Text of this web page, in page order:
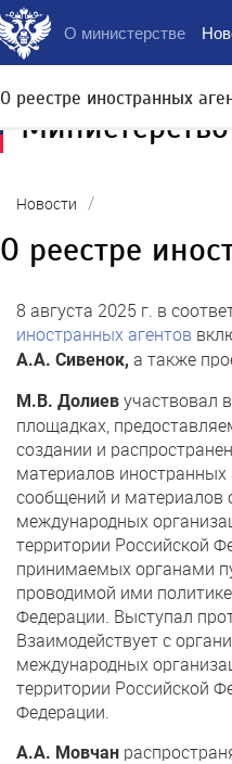
О министерстве
О реестре иностранных
Новости /
О реестре
8 августа 2025 г. в
иностранных агентов
А.А. Сивенок, а также
М.В. Долиев участвовал
площадках,
создании и
материалов иностранных
сообщений и материалов
международных
территории Российской
принимаемых органами
проводимой ими
Федерации. Выступал
Взаимодействует с
международных
территории Российской
Федерации.
А.А. Мовчан